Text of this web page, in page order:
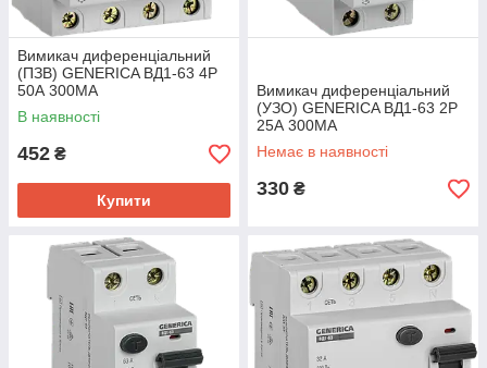
Вимикач диференціальний
(ПЗВ) GENERICA ВД1-63 4Р
50А 300МА
В наявності
452 ₴
Купити
Вимикач диференціальний
(УЗО) GENERICA ВД1-63 2Р
25А 300МА
Немає в наявності
330 ₴